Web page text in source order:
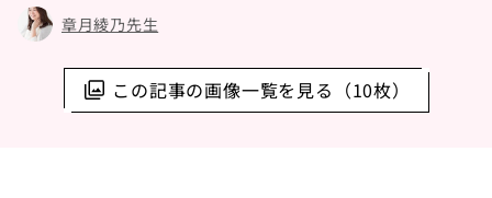
この記事の画像一覧を見る（10枚）
章月綾乃先生